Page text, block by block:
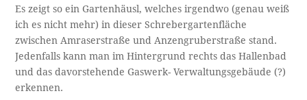
Es zeigt so ein Gartenhäusl, welches irgendwo (genau weiß
ich es nicht mehr) in dieser Schrebergartenfläche
zwischen Amraserstraße und Anzengruberstraße stand.
Jedenfalls kann man im Hintergrund rechts das Hallenbad
und das davorstehende Gaswerk- Verwaltungsgebäude (?)
erkennen.